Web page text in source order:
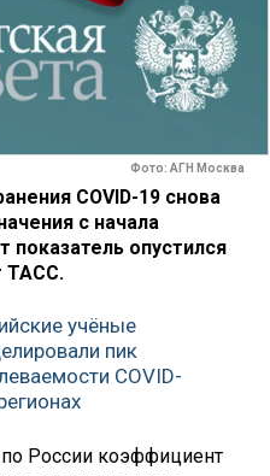
Фото: АГН Москва
COVID-19 снова
с начала
опустился
ТАСС.
учёные
пик
COVID-
России коэффициент